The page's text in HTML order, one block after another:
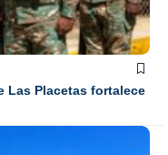
Las Placetas fortalece